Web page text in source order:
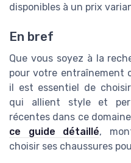
disponibles à un prix
En bref
Que vous soyez à la
pour votre entraînement
il est essentiel de
qui allient style et
récentes dans ce
ce guide détaillé,
choisir ses chaussures